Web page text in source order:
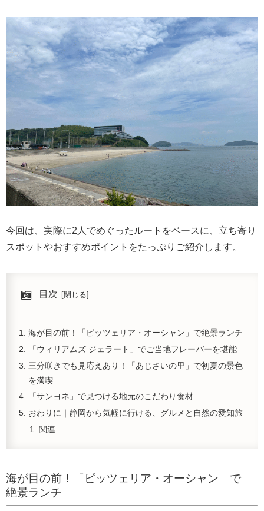
今回は、実際に2人でめぐったルートをベースに、立ち寄り
スポットやおすすめポイントをたっぷりご紹介します。
目次
海が目の前！「ピッツェリア・オーシャン」で絶景ランチ
「ウィリアムズ ジェラート」でご当地フレーバーを堪能
三分咲きでも見応えあり！「あじさいの里」で初夏の景色
を満喫
「サンヨネ」で見つける地元のこだわり食材
おわりに｜静岡から気軽に行ける、グルメと自然の愛知旅
関連
海が目の前！「ピッツェリア・オーシャン」で
絶景ランチ